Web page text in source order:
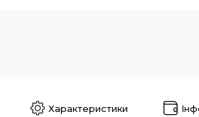
Характеристики